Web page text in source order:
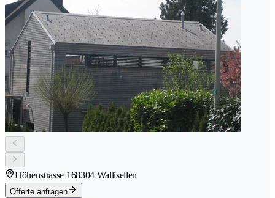
Höhenstrasse 168304 Wallisellen
Offerte anfragen